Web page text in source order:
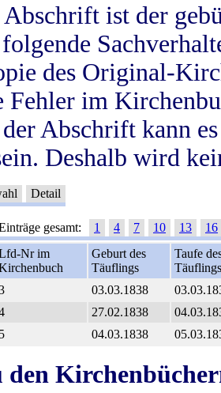
ist der
des Original-
Fehler im
Abschrift kann
Deshalb wird
Detail
gesamt: 1 4 7 10 13
16
Nr im
Geburt des
Täuflings
Taufe
Täuflings
03.03.1838
27.02.1838
5 04.03.1838
den